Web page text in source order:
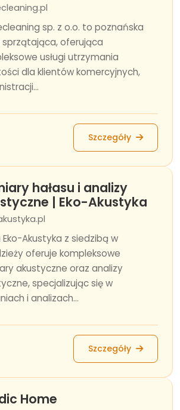
sp. z o.o. to poznańska
sprzątająca, oferująca
usługi utrzymania
dla klientów komercyjnych,
Szczegóły
hałasu i analizy
| Eko-Akustyka
Eko-Akustyka z siedzibą w
oferuje kompleksowe
akustyczne oraz analizy
specjalizując się w
i analizach...
Szczegóły
Home